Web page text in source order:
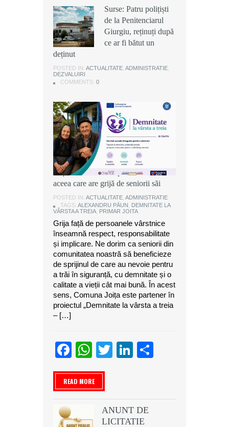
Surse: Patru polițiști
de la Penitenciarul
Giurgiu, reținuți după
ce ar fi bătut un
deținut
POSTED IN: ACTUALITATE ADMINISTRATIE
DEZVALUIRI
COMMENTS: 0
Surse: Patru polițiști
de la Penitenciarul
Giurgiu, reținuți după
ce ar fi bătut un
deținut
POSTED IN: ACTUALITATE ADMINISTRATIE
DEZVALUIRI
COMMENTS: 0
Surse: Patru polițiști
de la Penitenciarul
Giurgiu, reținuți după
ce ar fi bătut un
deținut
POSTED IN: ACTUALITATE ADMINISTRATIE
DEZVALUIRI
COMMENTS: 0
Alexandru Păun, primarul comunei
Joița: O comunitate puternică este
aceea care are grijă de seniorii săi
POSTED IN: ACTUALITATE ADMINISTRATIE
TAGS: ALEXANDRU PĂUN
DEMNITATE LA
VÂRSTA A TREIA PRIMAR JOITA
Grija față de persoanele vârstnice
înseamnă respect, responsabilitate
și implicare. Ne dorim ca seniorii din
comunitatea noastră să beneficieze
de sprijinul de care au nevoie pentru
a trăi în siguranță, cu demnitate și o
calitate a vieții cât mai bună. În acest
sens, Comuna Joița este partener în
proiectul „Demnitate la vârsta a treia
– […]
Facebook
WhatsApp
TwitterLinkedIn
READ MORE
ANUNT DE
LICITATIE